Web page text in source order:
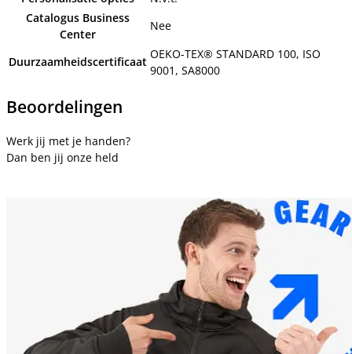
Catalogus Business
Center
Nee
Duurzaamheidscertificaat
OEKO-TEX® STANDARD 100, ISO
9001, SA8000
Beoordelingen
Werk jij met je handen?
Dan ben jij onze held